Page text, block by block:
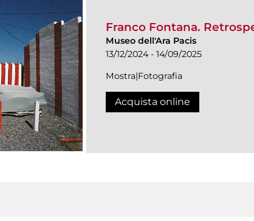
Franco Fontana.
Museo dell'Ara Pacis
13/12/2024 - 14/09/2025
Mostra|Fotografia
Acquista online